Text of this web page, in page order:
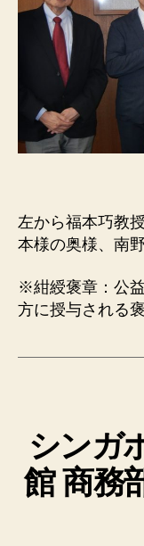
左から福本巧教
本様の奥様、南
※紺綬褒章：公
方に授与される
シンガ
館 商務